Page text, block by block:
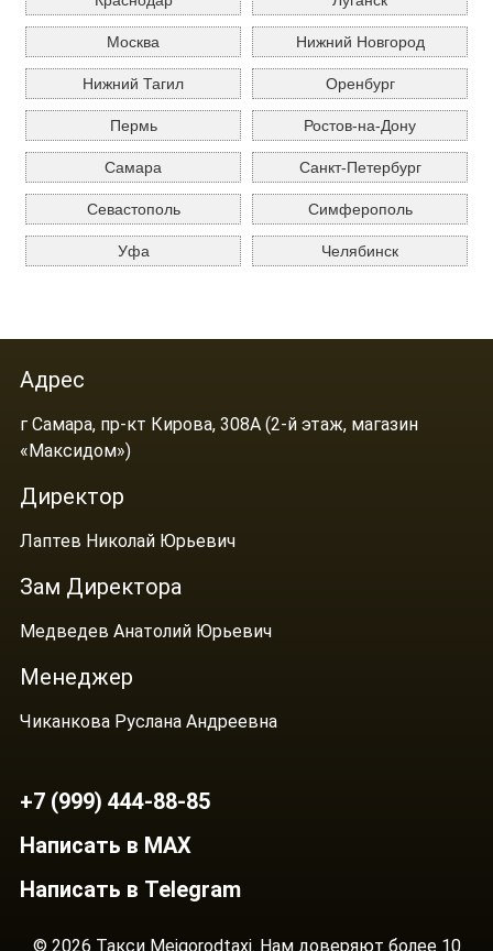
Москва Нижний Новгород
Нижний Тагил Оренбург
Пермь Ростов-на-Дону
Самара Санкт-Петербург
Севастополь Симферополь
Уфа Челябинск
Адрес
г Самара, пр-кт Кирова, 308А (2-й этаж, магазин
«Максидом»)
Директор
Лаптев Николай Юрьевич
Зам Директора
Медведев Анатолий Юрьевич
Менеджер
Чиканкова Руслана Андреевна
+7 (999) 444-88-85
Написать в MAX
Написать в Telegram
© 2026 Такси Mejgorodtaxi. Нам доверяют более 10